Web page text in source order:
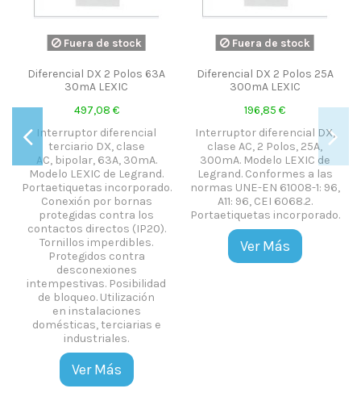
Fuera de stock
Diferencial DX 2 Polos 63A
30mA LEXIC
497,08 €
Interruptor diferencial
terciario DX, clase
AC, bipolar, 63A, 30mA.
Modelo LEXIC de Legrand.
Portaetiquetas incorporado.
Conexión por bornas
protegidas contra los
contactos directos (IP20).
Tornillos imperdibles.
Protegidos contra
desconexiones
intempestivas. Posibilidad
de bloqueo. Utilización
en instalaciones
domésticas, terciarias e
industriales.
Ver Más
Fuera de stock
Diferencial DX 2 Polos 25A
300mA LEXIC
196,85 €
Interruptor diferencial DX,
clase AC, 2 Polos, 25A,
300mA. Modelo LEXIC de
Legrand. Conformes a las
normas UNE-EN 61008-1: 96,
A11: 96, CEI 6068.2.
Portaetiquetas incorporado.
Ver Más